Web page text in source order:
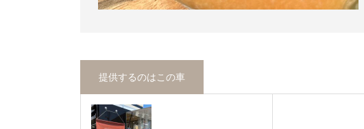
提供するのはこの車